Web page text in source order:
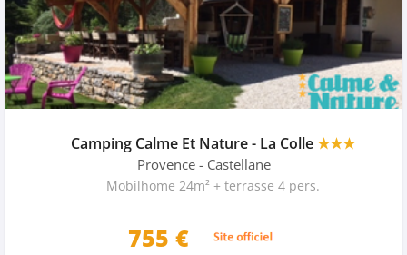
Camping Calme Et Nature - La Colle★★★
Provence - Castellane
Mobilhome 24m² + terrasse 4 pers.
755 €